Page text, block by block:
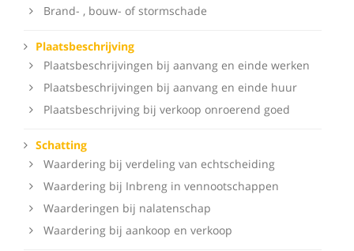
Brand- , bouw- of stormschade
Plaatsbeschrijving
Plaatsbeschrijvingen bij aanvang en einde werken
Plaatsbeschrijvingen bij aanvang en einde huur
Plaatsbeschrijving bij verkoop onroerend goed
Schatting
Waardering bij verdeling van echtscheiding
Waardering bij Inbreng in vennootschappen
Waarderingen bij nalatenschap
Waardering bij aankoop en verkoop